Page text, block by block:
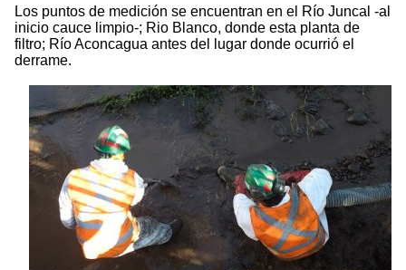
Los puntos de medición se encuentran en el Río Juncal -al
inicio cauce limpio-; Rio Blanco, donde esta planta de
filtro; Río Aconcagua antes del lugar donde ocurrió el
derrame.